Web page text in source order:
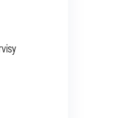
a DoIP
vozidel
vozidel